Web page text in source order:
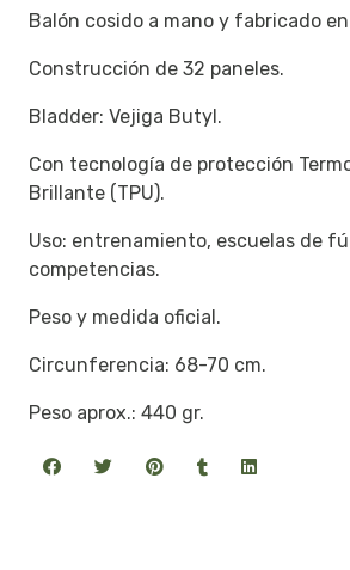
Balón cosido a mano y fabricado en
Construcción de 32 paneles.
Bladder: Vejiga Butyl.
Con tecnología de protección
Brillante (TPU).
Uso: entrenamiento, escuelas de
competencias.
Peso y medida oficial.
Circunferencia: 68-70 cm.
Peso aprox.: 440 gr.